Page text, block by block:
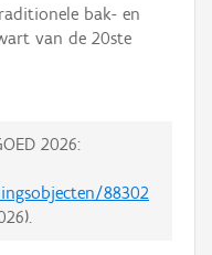
bak- en
van de 20ste
2026:
88302
).